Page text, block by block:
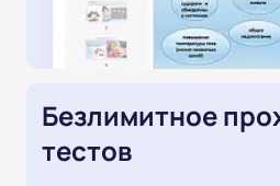
Безлимитное
тестов